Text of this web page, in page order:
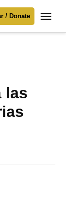
/ Donate
las